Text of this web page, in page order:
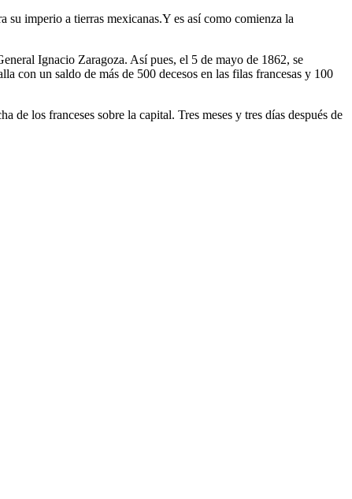
imperio a tierras mexicanas.Y es así como comienza la
Ignacio Zaragoza. Así pues, el 5 de mayo de 1862, se
con un saldo de más de 500 decesos en las filas francesas y 100
los franceses sobre la capital. Tres meses y tres días después de